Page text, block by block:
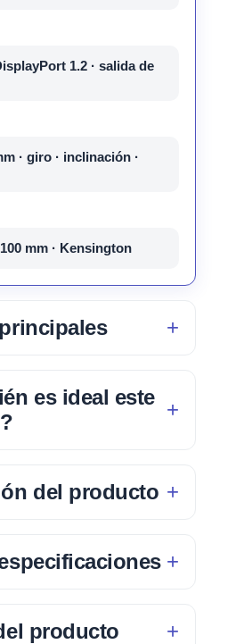
1.2 · salida de
· giro · inclinación ·
mm · Kensington
es ideal este
del producto
producto